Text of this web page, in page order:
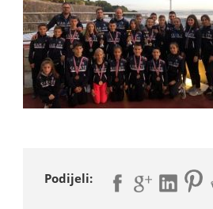
Podijeli: